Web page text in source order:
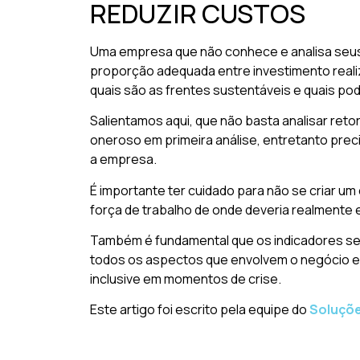
REDUZIR CUSTOS
Uma empresa que não conhece e analisa
proporção adequada entre investimento
quais são as frentes sustentáveis e quais
Salientamos aqui, que não basta analisar
oneroso em primeira análise, entretanto
a empresa.
É importante ter cuidado para não se criar
força de trabalho de onde deveria realmente
Também é fundamental que os indicadores
todos os aspectos que envolvem o negócio
inclusive em momentos de crise.
Este artigo foi escrito pela equipe do